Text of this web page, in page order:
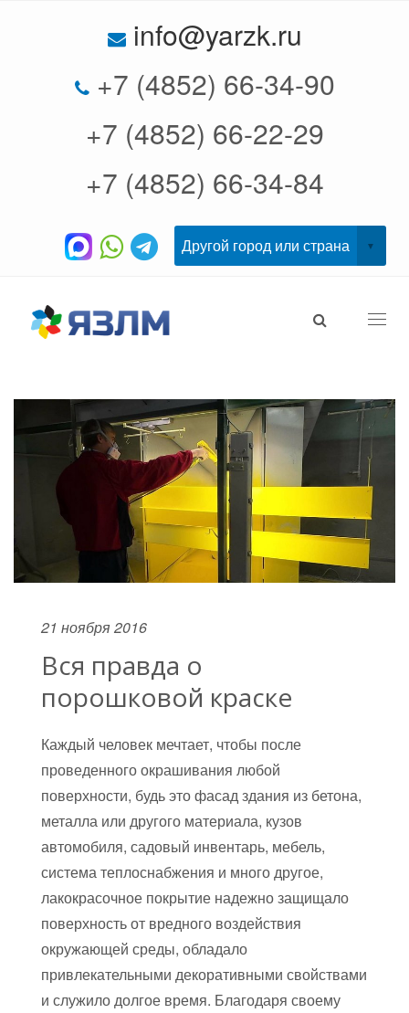
info@yarzk.ru
+7 (4852) 66-34-90
+7 (4852) 66-22-29
+7 (4852) 66-34-84
21 ноября 2016
Вся правда о
порошковой краске
Каждый человек мечтает, чтобы после
проведенного окрашивания любой
поверхности, будь это фасад здания из бетона,
металла или другого материала, кузов
автомобиля, садовый инвентарь, мебель,
система теплоснабжения и много другое,
лакокрасочное покрытие надежно защищало
поверхность от вредного воздействия
окружающей среды, обладало
привлекательными декоративными свойствами
и служило долгое время. Благодаря своему